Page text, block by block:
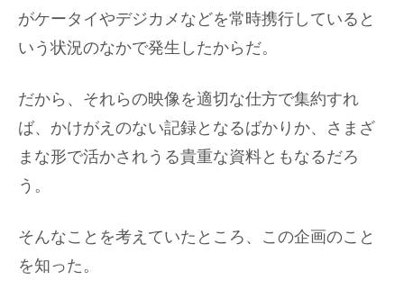
がケータイやデジカメなどを常時携行していると
いう状況のなかで発生したからだ。
だから、それらの映像を適切な仕方で集約すれ
ば、かけがえのない記録となるばかりか、さまざ
まな形で活かされうる貴重な資料ともなるだろ
う。
そんなことを考えていたところ、この企画のこと
を知った。